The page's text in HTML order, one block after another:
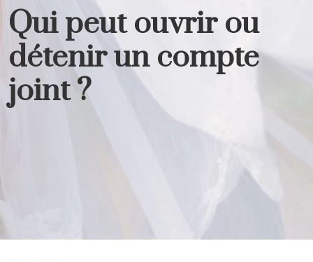
Qui peut ouvrir ou
détenir un compte
joint ?